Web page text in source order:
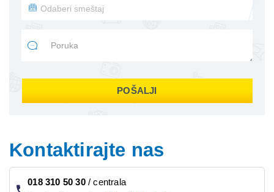
POŠALJI
Kontaktirajte nas
018 310 50 30/centrala